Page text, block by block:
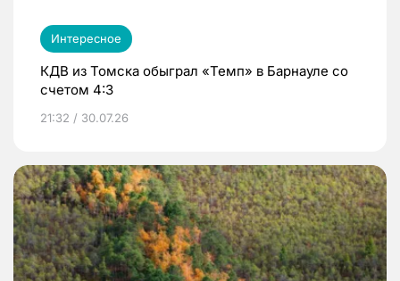
Интересное
КДВ из Томска обыграл «Темп» в Барнауле со
счетом 4:3
21:32 / 30.07.26